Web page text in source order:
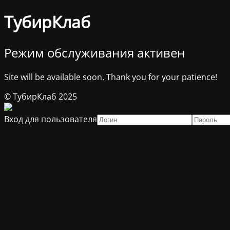
ТубирКлаб
Режим обслуживания активен
Site will be available soon. Thank you for your patience!
© ТубирКлаб 2025
Вход для пользователя